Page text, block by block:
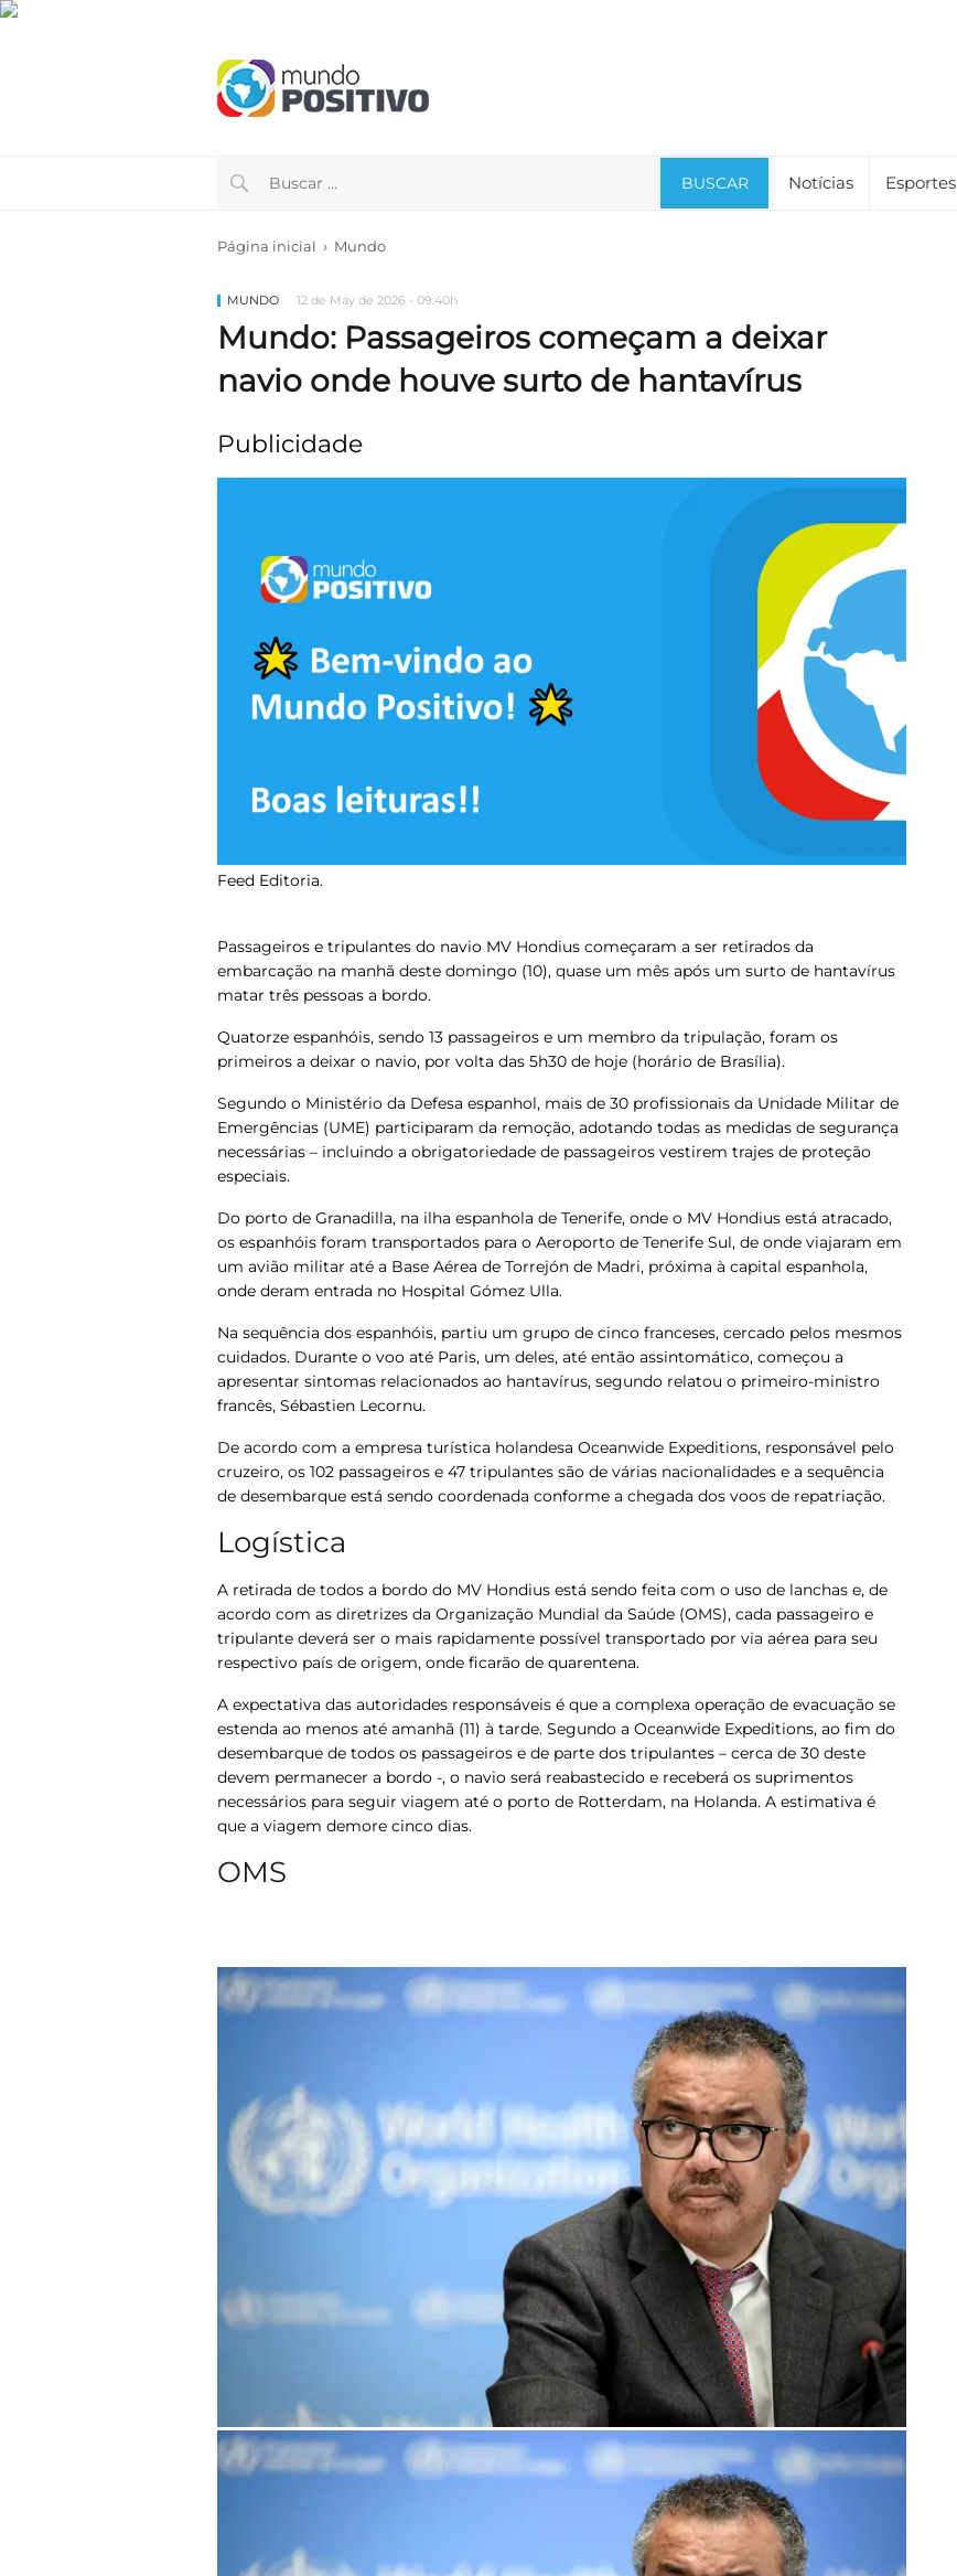
BUSCAR Notícias Esportes
Página inicial › Mundo
MUNDO 12 de May de 2026 - 09:40h
Mundo: Passageiros começam a deixar
navio onde houve surto de hantavírus
Publicidade
Feed Editoria.
Passageiros e tripulantes do navio MV Hondius começaram a ser retirados da
embarcação na manhã deste domingo (10), quase um mês após um surto de hantavírus
matar três pessoas a bordo.
Quatorze espanhóis, sendo 13 passageiros e um membro da tripulação, foram os
primeiros a deixar o navio, por volta das 5h30 de hoje (horário de Brasília).
Segundo o Ministério da Defesa espanhol, mais de 30 profissionais da Unidade Militar de
Emergências (UME) participaram da remoção, adotando todas as medidas de segurança
necessárias – incluindo a obrigatoriedade de passageiros vestirem trajes de proteção
especiais.
Do porto de Granadilla, na ilha espanhola de Tenerife, onde o MV Hondius está atracado,
os espanhóis foram transportados para o Aeroporto de Tenerife Sul, de onde viajaram em
um avião militar até a Base Aérea de Torrejón de Madri, próxima à capital espanhola,
onde deram entrada no Hospital Gómez Ulla.
Na sequência dos espanhóis, partiu um grupo de cinco franceses, cercado pelos mesmos
cuidados. Durante o voo até Paris, um deles, até então assintomático, começou a
apresentar sintomas relacionados ao hantavírus, segundo relatou o primeiro-ministro
francês, Sébastien Lecornu.
De acordo com a empresa turística holandesa Oceanwide Expeditions, responsável pelo
cruzeiro, os 102 passageiros e 47 tripulantes são de várias nacionalidades e a sequência
de desembarque está sendo coordenada conforme a chegada dos voos de repatriação.
Logística
A retirada de todos a bordo do MV Hondius está sendo feita com o uso de lanchas e, de
acordo com as diretrizes da Organização Mundial da Saúde (OMS), cada passageiro e
tripulante deverá ser o mais rapidamente possível transportado por via aérea para seu
respectivo país de origem, onde ficarão de quarentena.
A expectativa das autoridades responsáveis é que a complexa operação de evacuação se
estenda ao menos até amanhã (11) à tarde. Segundo a Oceanwide Expeditions, ao fim do
desembarque de todos os passageiros e de parte dos tripulantes – cerca de 30 deste
devem permanecer a bordo -, o navio será reabastecido e receberá os suprimentos
necessários para seguir viagem até o porto de Rotterdam, na Holanda. A estimativa é
que a viagem demore cinco dias.
OMS